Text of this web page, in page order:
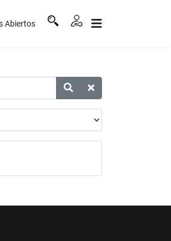
Abiertos